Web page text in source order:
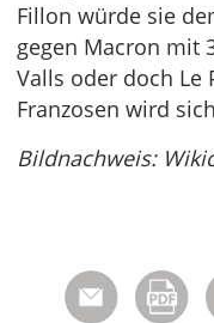
Fillon würde sie
gegen Macron mit
Valls oder doch Le
Franzosen wird
Bildnachweis: